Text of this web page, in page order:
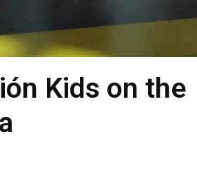
Kids on the